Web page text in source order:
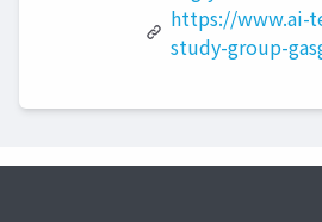
https://www.ai-
study-group-